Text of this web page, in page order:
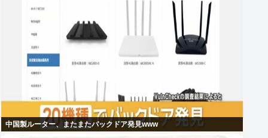
中国製ルーター、またまたバックドア発見www